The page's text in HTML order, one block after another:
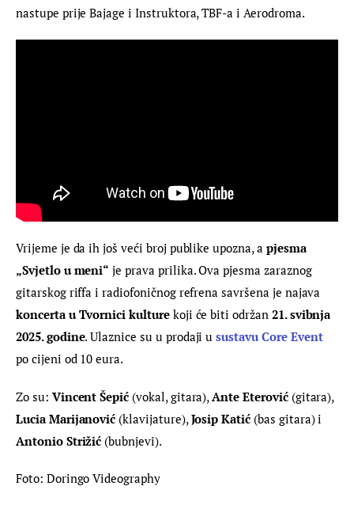
nastupe prije Bajage i Instruktora, TBF-a i Aerodroma.
Vrijeme je da ih još veći broj publike upozna, a pjesma
„Svjetlo u meni“ je prava prilika. Ova pjesma zaraznog
gitarskog riffa i radiofoničnog refrena savršena je najava
koncerta u Tvornici kulture koji će biti održan 21. svibnja
2025. godine. Ulaznice su u prodaji u sustavu Core Event
po cijeni od 10 eura.
Zo su: Vincent Šepić (vokal, gitara), Ante Eterović (gitara),
Lucia Marijanović (klavijature), Josip Katić (bas gitara) i
Antonio Strižić (bubnjevi).
Foto: Doringo Videography